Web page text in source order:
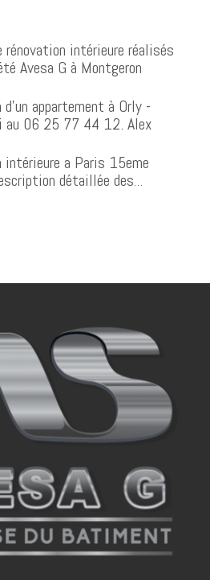
rénovation intérieure réalisés
Avesa G à Montgeron
d'un appartement à Orly -
au 06 25 77 44 12. Alex
intérieure a Paris 15eme
détaillée des